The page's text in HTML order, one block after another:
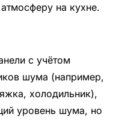
на кухне.
с учётом
шума (например,
холодильник),
уровень шума, но